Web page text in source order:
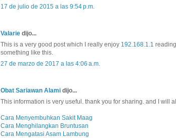
17 de julio de 2015 a las 9:54 p.m.
Valarie dijo...
This is a very good post which I really enjoy 192.168.1.1
something like this.
27 de marzo de 2017 a las 4:06 a.m.
Obat Sariawan Alami dijo...
This information is very useful. thank you for sharing. and I will
Cara Menyembuhkan Sakit Maag
Cara Menghilangkan Bruntusan
Cara Mengatasi Asam Lambung